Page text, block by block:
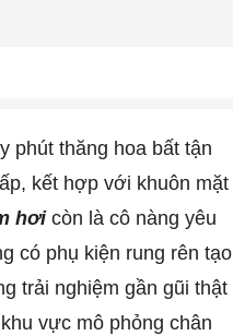
phút thăng hoa bất tận
kết hợp với khuôn mặt
hơicòn là cô nàng yêu
có phụ kiện rung rên tạo
trải nghiệm gần gũi thật
vực mô phỏng chân